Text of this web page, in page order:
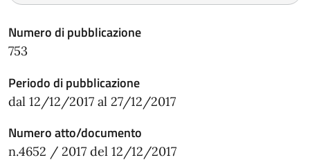
Numero di pubblicazione
753
Periodo di pubblicazione
dal 12/12/2017 al 27/12/2017
Numero atto/documento
n.4652 / 2017 del 12/12/2017